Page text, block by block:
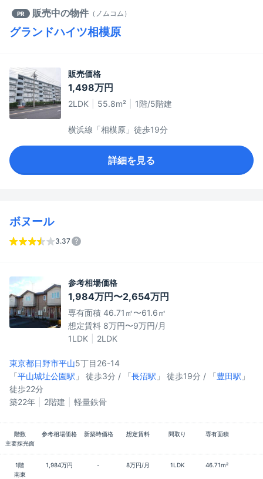
PR 販売中の物件 （ ノムコム ）
グランドハイツ相模原
販売価格
1,498万円
2LDK 55.8m² 1階/5階建
横浜線「相模原」徒歩19分
詳細を見る
ボヌール
3.37
参考相場価格
1,984万円〜2,654万円
専有面積 46.71㎡〜61.6㎡
想定賃料 8万円〜9万円/月
1LDK
2LDK
東京都日野市平山5丁目26-14
「平山城址公園駅 」 徒歩3分 / 「長沼駅 」 徒歩19分 / 「豊田駅 」
徒歩22分
築22年
2階建 軽量鉄骨
階数 参考相場価格 新築時価格 想定賃料 間取り
専有面積
主要採光面
1階 1,984万円 - 8万円/月 1LDK
46.71m²
南東